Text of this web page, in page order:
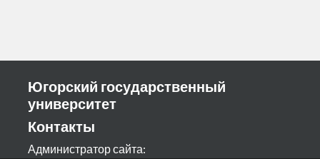
Югорский государственный
университет
Контакты
Администратор сайта: